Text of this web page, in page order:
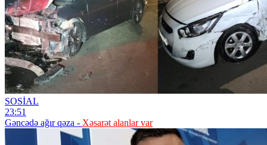
SOSİAL
23:51
Gəncədə ağır qəza - Xəsarət alanlar var